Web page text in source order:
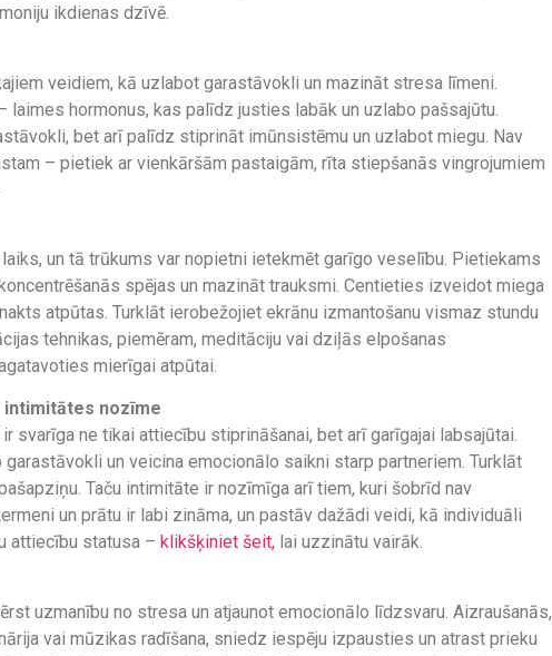
ikdienas dzīvē.
veidiem, kā uzlabot garastāvokli un mazināt stresa līmeni.
hormonus, kas palīdz justies labāk un uzlabo pašsajūtu.
bet arī palīdz stiprināt imūnsistēmu un uzlabot miegu. Nav
– pietiek ar vienkāršām pastaigām, rīta stiepšanās vingrojumiem
un tā trūkums var nopietni ietekmēt garīgo veselību. Pietiekams
spējas un mazināt trauksmi. Centieties izveidot miega
atpūtas. Turklāt ierobežojiet ekrānu izmantošanu vismaz stundu
tehnikas, piemēram, meditāciju vai dziļās elpošanas
mierīgai atpūtai.
intimitātes nozīme
svarīga ne tikai attiecību stiprināšanai, bet arī garīgajai labsajūtai.
un veicina emocionālo saikni starp partneriem. Turklāt
Taču intimitāte ir nozīmīga arī tiem, kuri šobrīd nav
un prātu ir labi zināma, un pastāv dažādi veidi, kā individuāli
attiecību statusa – klikšķiniet šeit, lai uzzinātu vairāk.
uzmanību no stresa un atjaunot emocionālo līdzsvaru. Aizraušanās,
vai mūzikas radīšana, sniedz iespēju izpausties un atrast prieku